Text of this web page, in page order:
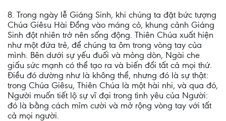
8. Trong ngày lễ Giáng Sinh, khi chúng ta đặt bức tượng
Chúa Giêsu Hài Đồng vào máng cỏ, khung cảnh Giáng
Sinh đột nhiên trở nên sống động. Thiên Chúa xuất hiện
như một đứa trẻ, để chúng ta ôm trong vòng tay của
mình. Bên dưới sự yếu đuối và mỏng dòn, Ngài che
giấu sức mạnh có thể tạo ra và biến đổi tất cả mọi thứ.
Điều đó dường như là không thể, nhưng đó là sự thật:
trong Chúa Giêsu, Thiên Chúa là một hài nhi, và qua đó,
Người muốn tiết lộ sự vĩ đại trong tình yêu của Người:
đó là bằng cách mỉm cười và mở rộng vòng tay với tất
cả mọi người.